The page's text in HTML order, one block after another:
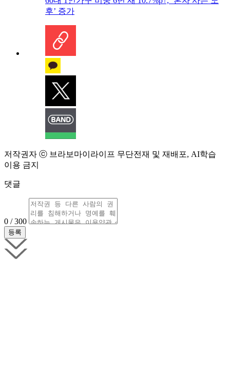
후’ 증가
저작권자 ⓒ 브라보마이라이프 무단전재 및 재배포, AI학습
이용 금지
댓글
0 / 300